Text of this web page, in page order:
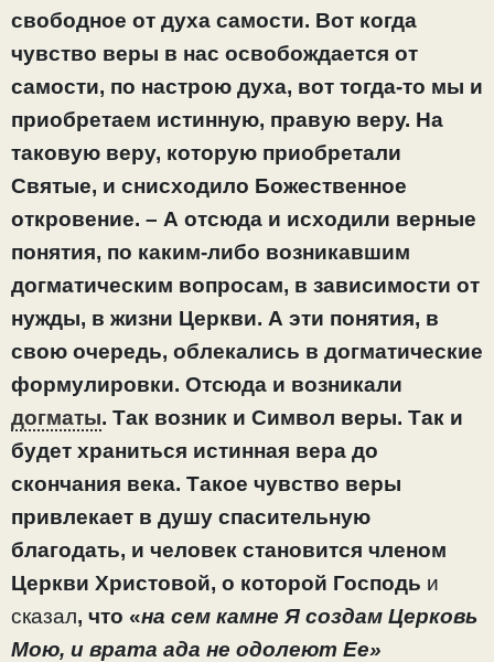
свободное от духа самости. Вот когда
чувство веры в нас освобождается от
самости, по настрою духа, вот тогда-то мы и
приобретаем истинную, правую веру. На
таковую веру, которую приобретали
Святые, и снисходило Божественное
откровение. – А отсюда и исходили верные
понятия, по каким-либо возникавшим
догматическим вопросам, в зависимости от
нужды, в жизни Церкви. А эти понятия, в
свою очередь, облекались в догматические
формулировки. Отсюда и возникали
догматы. Так возник и Символ веры. Так и
будет храниться истинная вера до
скончания века. Такое чувство веры
привлекает в душу спасительную
благодать, и человек становится членом
Церкви Христовой, о которой Господь и
сказал, что «на сем камне Я создам Церковь
Мою, и врата ада не одолеют Ее»